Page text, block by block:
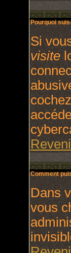
Pourquoi
Si
visite
Comment
Dans
vous